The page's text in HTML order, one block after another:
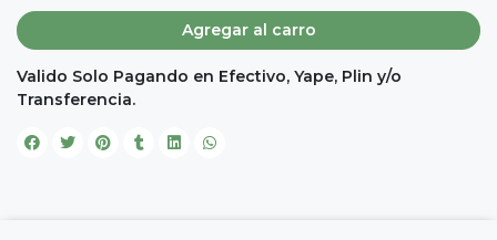
Agregar al carro
Valido Solo Pagando en Efectivo, Yape, Plin y/o
Transferencia.